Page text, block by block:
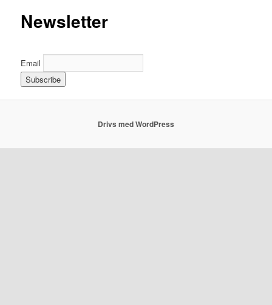
Newsletter
Email
Drivs med WordPress